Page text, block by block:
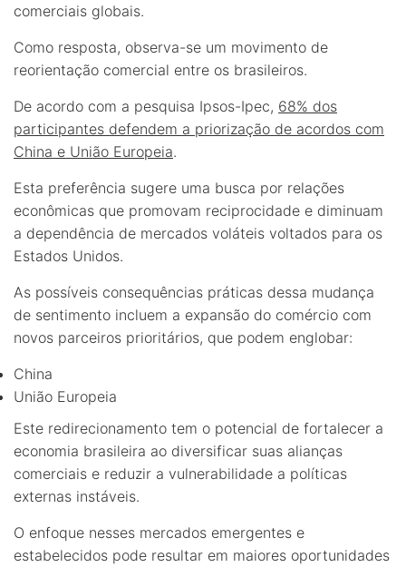
comerciais globais.
Como resposta, observa-se um movimento de
reorientação comercial entre os brasileiros.
De acordo com a pesquisa Ipsos-Ipec, 68% dos
participantes defendem a priorização de acordos com
China e União Europeia.
Esta preferência sugere uma busca por relações
econômicas que promovam reciprocidade e diminuam
a dependência de mercados voláteis voltados para os
Estados Unidos.
As possíveis consequências práticas dessa mudança
de sentimento incluem a expansão do comércio com
novos parceiros prioritários, que podem englobar:
China
União Europeia
Este redirecionamento tem o potencial de fortalecer a
economia brasileira ao diversificar suas alianças
comerciais e reduzir a vulnerabilidade a políticas
externas instáveis.
O enfoque nesses mercados emergentes e
estabelecidos pode resultar em maiores oportunidades